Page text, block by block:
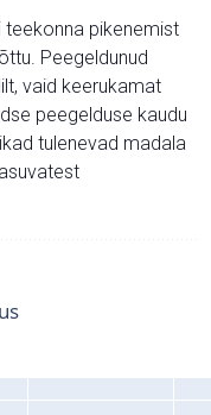
teekonna pikenemist
Peegeldunud
vaid keerukamat
peegelduse kaudu
tulenevad madala